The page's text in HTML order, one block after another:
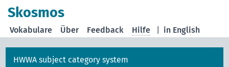
Skosmos
in English
Vokabulare Über Feedback Hilfe
HWWA subject category system